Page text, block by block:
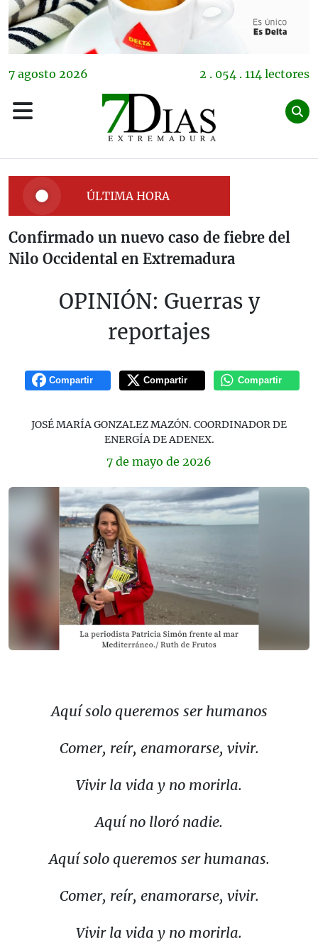
7 agosto 2026 2 . 054 . 114 lectores
ÚLTIMA HORA
Confirmado un nuevo caso de fiebre del
Nilo Occidental en Extremadura
OPINIÓN: Guerras y
reportajes
Compartir Compartir Compartir
JOSÉ MARÍA GONZALEZ MAZÓN. COORDINADOR DE
ENERGÍA DE ADENEX.
7 de mayo de 2026
Aquí solo queremos ser humanos
Comer, reír, enamorarse, vivir.
Vivir la vida y no morirla.
Aquí no lloró nadie.
Aquí solo queremos ser humanas.
Comer, reír, enamorarse, vivir.
Vivir la vida y no morirla.